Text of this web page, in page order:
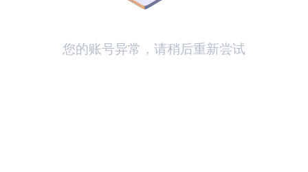
您的账号异常，请稍后重新尝试